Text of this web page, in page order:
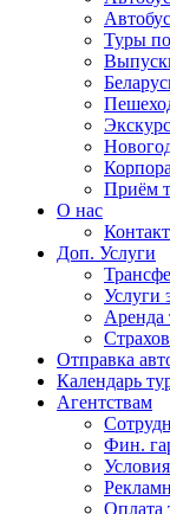
Туры
Приём
О нас
Доп. Услуги
Услуги
Аренда
Отправка
Календарь
Агентствам
Фин.
Оплата